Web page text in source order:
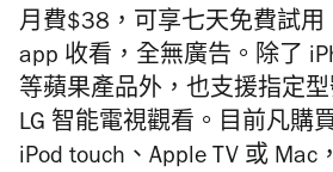
月費$38，可享七天免費試用
app 收看，全無廣告。除了
等蘋果產品外，也支援指定型
LG 智能電視觀看。目前凡購
iPod touch、Apple TV 或